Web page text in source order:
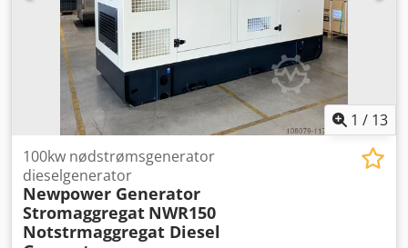
1 / 13
100kw nødstrømsgenerator
dieselgenerator
Newpower Generator
Stromaggregat NWR150
Notstrmaggregat Diesel